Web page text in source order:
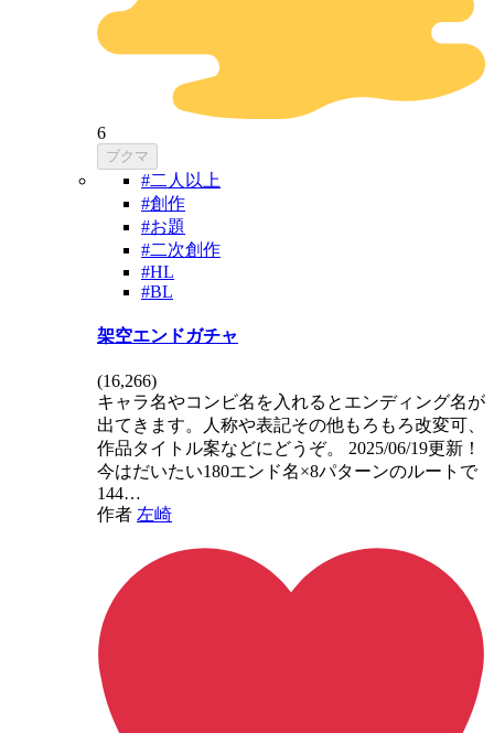
6
ブクマ
#二人以上
#創作
#お題
#二次創作
#HL
#BL
架空エンドガチャ
(16,266)
キャラ名やコンビ名を入れるとエンディング名が
出てきます。人称や表記その他もろもろ改変可、
作品タイトル案などにどうぞ。 2025/06/19更新！
今はだいたい180エンド名×8パターンのルートで
144…
作者 左崎